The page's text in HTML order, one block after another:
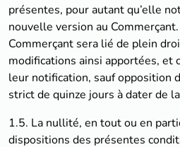
présentes, pour autant qu’elle
nouvelle version au
Commerçant sera lié de plein
modifications ainsi apportées, et
leur notification, sauf opposition
strict de quinze jours à dater de
1.5. La nullité, en tout ou en
dispositions des présentes